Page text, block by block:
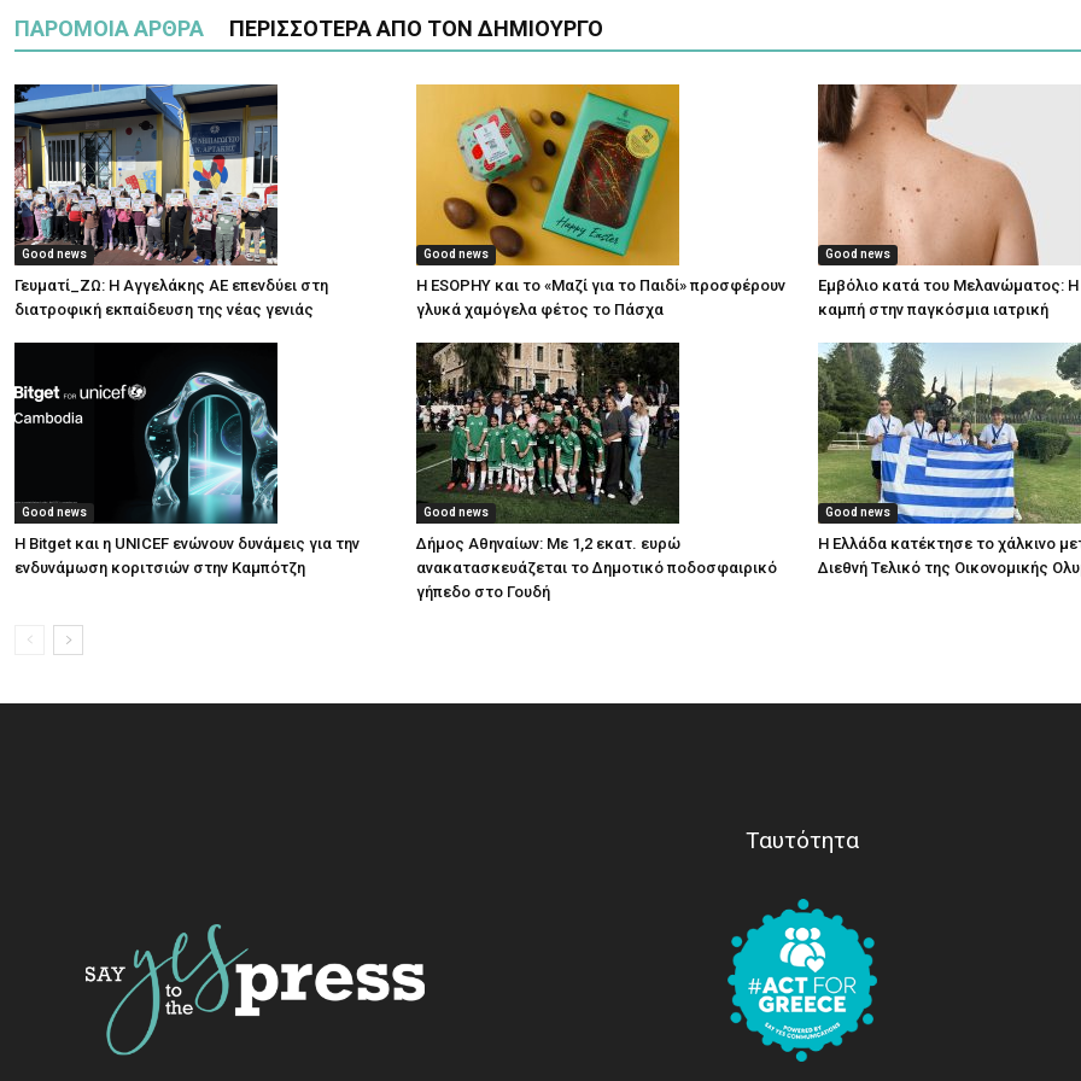
ΠΑΡΟΜΟΙΑ ΑΡΘΡΑ ΠΕΡΙΣΣΟΤΕΡΑ ΑΠΟ ΤΟΝ ΔΗΜΙΟΥΡΓΟ
Good news
Γευματί_ΖΩ: Η Αγγελάκης ΑΕ επενδύει στη
διατροφική εκπαίδευση της νέας γενιάς
Good news
Η ESOPHY και το «Μαζί για το Παιδί» προσφέρουν
γλυκά χαμόγελα φέτος το Πάσχα
Good news
Εμβόλιο κατά του Μελανώματος: Η
καμπή στην παγκόσμια ιατρική
Good news
Η Bitget και η UNICEF ενώνουν δυνάμεις για την
ενδυνάμωση κοριτσιών στην Καμπότζη
Good news
Δήμος Αθηναίων: Με 1,2 εκατ. ευρώ
ανακατασκευάζεται το Δημοτικό ποδοσφαιρικό
γήπεδο στο Γουδή
Good news
Η Ελλάδα κατέκτησε το χάλκινο
Διεθνή Τελικό της Οικονομικής
Ταυτότητα